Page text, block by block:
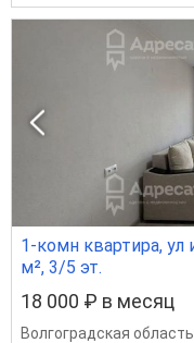
1-комн квартира, ул
м², 3/5 эт.
18 000 ₽ в месяц
Волгоградская область